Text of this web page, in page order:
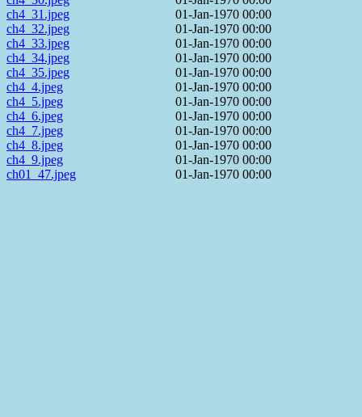
ch4_31.jpeg
01-Jan-1970 00:00
ch4_32.jpeg
01-Jan-1970 00:00
ch4_33.jpeg
01-Jan-1970 00:00
ch4_34.jpeg
01-Jan-1970 00:00
ch4_35.jpeg
01-Jan-1970 00:00
ch4_4.jpeg
01-Jan-1970 00:00
ch4_5.jpeg
01-Jan-1970 00:00
ch4_6.jpeg
01-Jan-1970 00:00
ch4_7.jpeg
01-Jan-1970 00:00
ch4_8.jpeg
01-Jan-1970 00:00
ch4_9.jpeg
01-Jan-1970 00:00
ch01_47.jpeg
01-Jan-1970 00:00